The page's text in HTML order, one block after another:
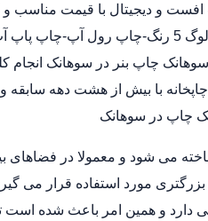
و دیجیتال با قیمت مناسب و
چاپ دیجیتال-چاپ کاتالوگ 5 رنگ-
سوهانک چاپ بنر در سوهانک
با بیش از هشت دهه
چاپ در سوهانک
می شود و معمولا در
بزرگتری مورد استفاده قرار می
دارد و همین امر باعث شده است